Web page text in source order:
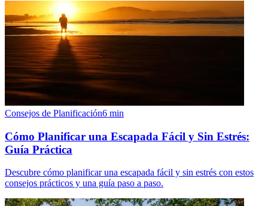
Consejos de Planificación6 min
Cómo Planificar una Escapada Fácil y Sin Estrés:
Guía Práctica
Descubre cómo planificar una escapada fácil y sin estrés con estos
consejos prácticos y una guía paso a paso.